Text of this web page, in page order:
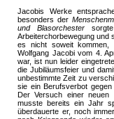
Jacobis Werke
besonders der
und Blasorchestersorgte
Arbeiterchorbewegung und
es nicht soweit kommen,
Wolfgang Jacobi vom 4.
war, ist nun leider
die Jubiläumsfeier und
unbestimmte Zeit zu
sie ein Berufsverbot
Der Versuch einer neuen
musste bereits ein Jahr
überdauerte er, noch